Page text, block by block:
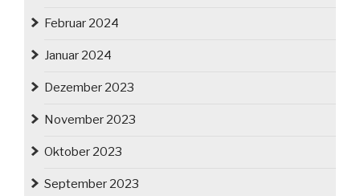
Februar 2024
Januar 2024
Dezember 2023
November 2023
Oktober 2023
September 2023